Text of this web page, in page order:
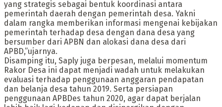
yang strategis sebagai bentuk koordinasi antara
pemerintah daerah dengan pemerintah desa. Yakni
dalam rangka memberikan informasi mengenai kebijakan
pemerintah terhadap desa dengan dana desa yang
bersumber dari APBN dan alokasi dana desa dari
APBD,”ujarnya.
Disamping itu, Saply juga berpesan, melalui momentum
Rakor Desa ini dapat menjadi wadah untuk melakukan
evaluasi terhadap penggunaan anggaran pendapatan
dan belanja desa tahun 2019. Serta persiapan
penggunaan APBDes tahun 2020, agar dapat berjalan